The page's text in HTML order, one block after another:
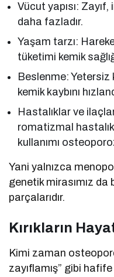
Vücut yapısı:
daha fazladır.
Yaşam tarzı:
tüketimi kemik
Beslenme: Yetersiz
kemik kaybını
Hastalıklar ve
romatizmal
kullanımı
Yani yalnızca
genetik mirasımız
parçalarıdır.
Kırıkların
Kimi zaman
zayıflamış” gibi